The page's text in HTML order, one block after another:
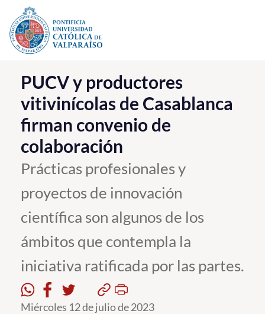
Click acá para ir directamente al contenido
La Universidad
Investigación, Creación e Innovación
PUCV Internacional
Vinculación con el Medio
Admisión
Pregrado
Postgrado
Formación Continua
Estudiantes
PUCV y productores
vitivinícolas de Casablanca
firman convenio de
colaboración
Prácticas profesionales y
proyectos de innovación
científica son algunos de los
ámbitos que contempla la
iniciativa ratificada por las partes.
Miércoles 12 de julio de 2023